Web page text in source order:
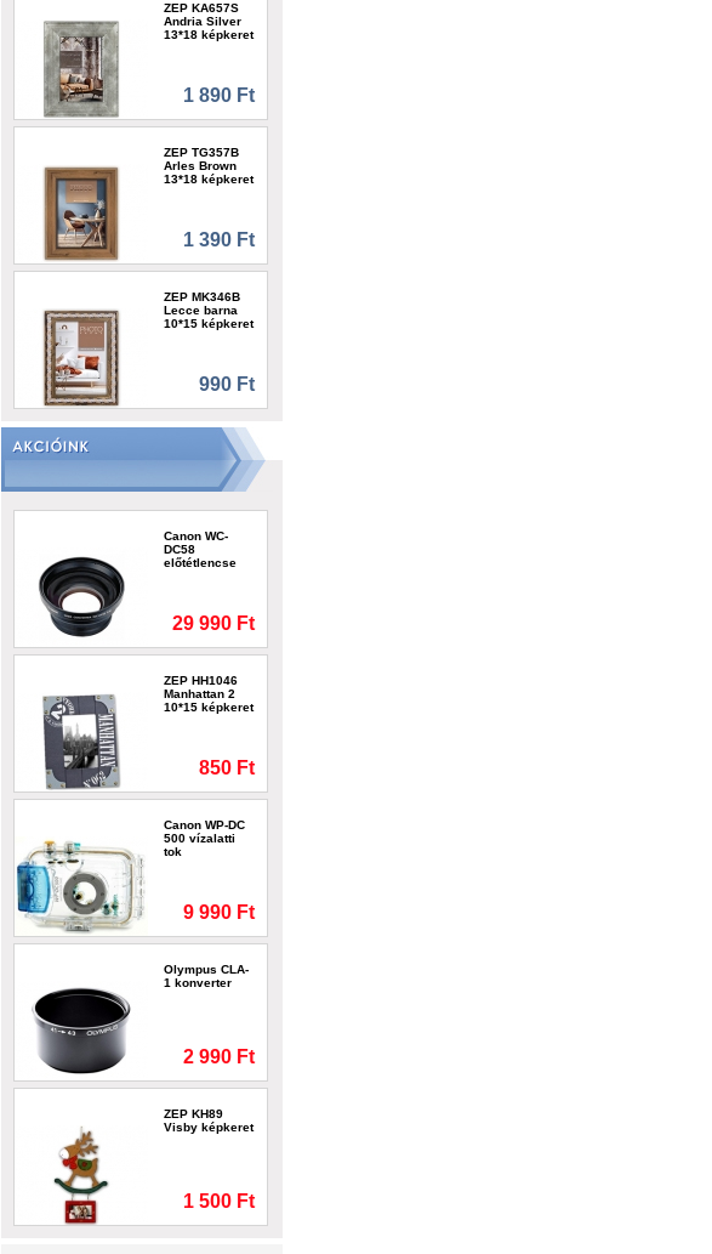
ZEP KA657S
Andria Silver
13*18 képkeret
1 890 Ft
ZEP TG357B
Arles Brown
13*18 képkeret
1 390 Ft
ZEP MK346B
Lecce barna
10*15 képkeret
990 Ft
Canon WC-
DC58
előtétlencse
29 990 Ft
ZEP HH1046
Manhattan 2
10*15 képkeret
850 Ft
Canon WP-DC
500 vízalatti
tok
9 990 Ft
Olympus CLA-
1 konverter
2 990 Ft
ZEP KH89
Visby képkeret
1 500 Ft